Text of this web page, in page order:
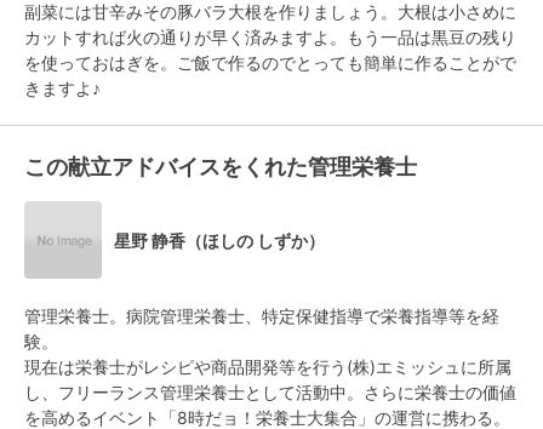
副菜には甘辛みその豚バラ大根を作りましょう。大根は小さめに
カットすれば火の通りが早く済みますよ。もう一品は黒豆の残り
を使っておはぎを。ご飯で作るのでとっても簡単に作ることがで
きますよ♪
この献立アドバイスをくれた管理栄養士
星野 静香（ほしの しずか）
管理栄養士。病院管理栄養士、特定保健指導で栄養指導等を経
験。
現在は栄養士がレシピや商品開発等を行う(株)エミッシュに所属
し、フリーランス管理栄養士として活動中。さらに栄養士の価値
を高めるイベント「8時だョ！栄養士大集合」の運営に携わる。